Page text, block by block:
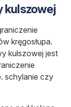
kulszowej
kręgosłupa.
kulszowej jest
schylanie czy